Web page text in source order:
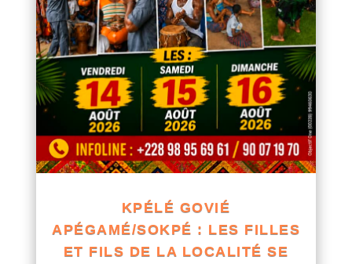
KPÉLÉ GOVIÉ
APÉGAMÉ/SOKPÉ : LES FILLES
ET FILS DE LA LOCALITÉ SE